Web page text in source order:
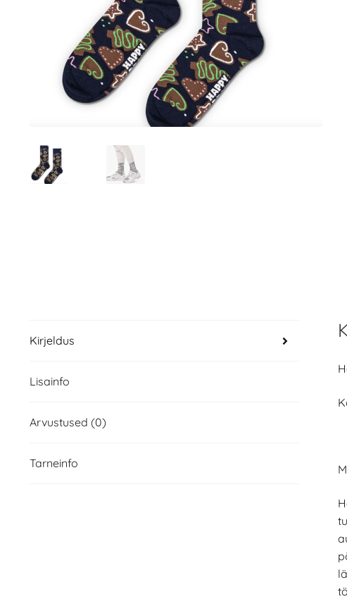
Kirjeldus
Lisainfo
Arvustused (0)
Tarneinfo